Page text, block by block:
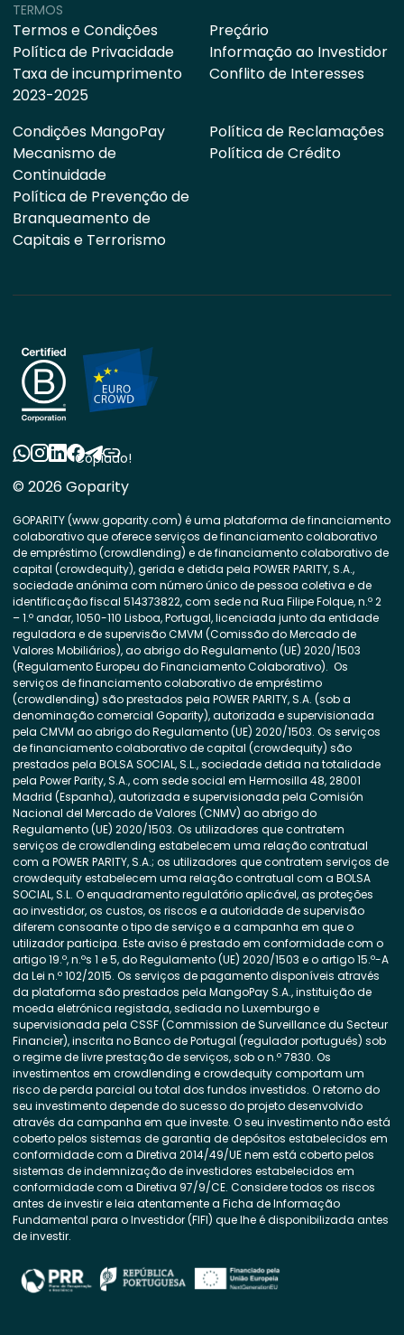
TERMOS
Termos e Condições
Política de Privacidade
Taxa de incumprimento
2023-2025
Preçário
Informação ao Investidor
Conflito de Interesses
Condições MangoPay
Mecanismo de
Continuidade
Política de Prevenção de
Branqueamento de
Capitais e Terrorismo
Política de Reclamações
Política de Crédito
© 2026 Goparity
GOPARITY (www.goparity.com) é uma plataforma de financiamento
colaborativo que oferece serviços de financiamento colaborativo
de empréstimo (crowdlending) e de financiamento colaborativo de
capital (crowdequity), gerida e detida pela POWER PARITY, S.A.,
sociedade anónima com número único de pessoa coletiva e de
identificação fiscal 514373822, com sede na Rua Filipe Folque, n.º 2
– 1.º andar, 1050-110 Lisboa, Portugal, licenciada junto da entidade
reguladora e de supervisão CMVM (Comissão do Mercado de
Valores Mobiliários), ao abrigo do Regulamento (UE) 2020/1503
(Regulamento Europeu do Financiamento Colaborativo). Os
serviços de financiamento colaborativo de empréstimo
(crowdlending) são prestados pela POWER PARITY, S.A. (sob a
denominação comercial Goparity), autorizada e supervisionada
pela CMVM ao abrigo do Regulamento (UE) 2020/1503. Os serviços
de financiamento colaborativo de capital (crowdequity) são
prestados pela BOLSA SOCIAL, S.L., sociedade detida na totalidade
pela Power Parity, S.A., com sede social em Hermosilla 48, 28001
Madrid (Espanha), autorizada e supervisionada pela Comisión
Nacional del Mercado de Valores (CNMV) ao abrigo do
Regulamento (UE) 2020/1503. Os utilizadores que contratem
serviços de crowdlending estabelecem uma relação contratual
com a POWER PARITY, S.A.; os utilizadores que contratem serviços de
crowdequity estabelecem uma relação contratual com a BOLSA
SOCIAL, S.L. O enquadramento regulatório aplicável, as proteções
ao investidor, os custos, os riscos e a autoridade de supervisão
diferem consoante o tipo de serviço e a campanha em que o
utilizador participa. Este aviso é prestado em conformidade com o
artigo 19.º, n.ºs 1 e 5, do Regulamento (UE) 2020/1503 e o artigo 15.º-A
da Lei n.º 102/2015. Os serviços de pagamento disponíveis através
da plataforma são prestados pela MangoPay S.A., instituição de
moeda eletrónica registada, sediada no Luxemburgo e
supervisionada pela CSSF (Commission de Surveillance du Secteur
Financier), inscrita no Banco de Portugal (regulador português) sob
o regime de livre prestação de serviços, sob o n.º 7830. Os
investimentos em crowdlending e crowdequity comportam um
risco de perda parcial ou total dos fundos investidos. O retorno do
seu investimento depende do sucesso do projeto desenvolvido
através da campanha em que investe. O seu investimento não está
coberto pelos sistemas de garantia de depósitos estabelecidos em
conformidade com a Diretiva 2014/49/UE nem está coberto pelos
sistemas de indemnização de investidores estabelecidos em
conformidade com a Diretiva 97/9/CE. Considere todos os riscos
antes de investir e leia atentamente a Ficha de Informação
Fundamental para o Investidor (FIFI) que lhe é disponibilizada antes
de investir.
Copiado!